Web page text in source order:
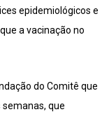
epidemiológicos e
a vacinação no
do Comitê que
que